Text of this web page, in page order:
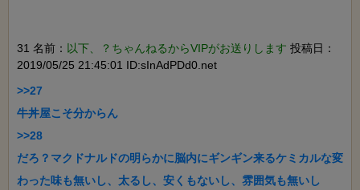
31 名前： 以下、？ちゃんねるからVIPがお送りします 投稿日：
2019/05/25 21:45:01 ID:sInAdPDd0.net
>>27
牛丼屋こそ分からん
>>28
だろ？マクドナルドの明らかに脳内にギンギン来るケミカルな変
わった味も無いし、太るし、安くもないし、雰囲気も無いし